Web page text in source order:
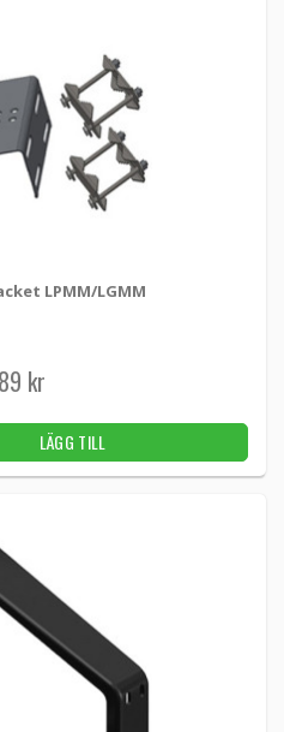
LPMM/LGMM
kr
LÄGG TILL